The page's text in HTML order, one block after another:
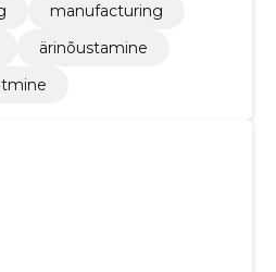
manufacturing
ärinõustamine